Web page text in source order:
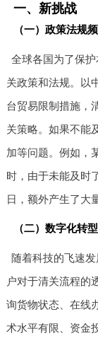
一、新挑战
（一）政策法规
全球各国为了保
关政策和法规。以
台贸易限制措施，
关策略。如果不能
加等问题。例如，
时，由于未能及时
日，额外产生了大
（二）数字化转
随着科技的飞速
户对于清关流程的
询货物状态、在线
术水平有限、资金